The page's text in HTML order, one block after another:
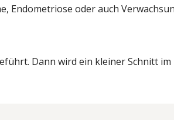
Endometriose oder auch
Dann wird ein kleiner Schnitt